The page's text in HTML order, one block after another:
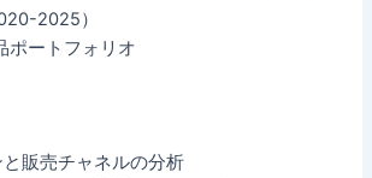
2025）
ポートフォリオ
販売チャネルの分析